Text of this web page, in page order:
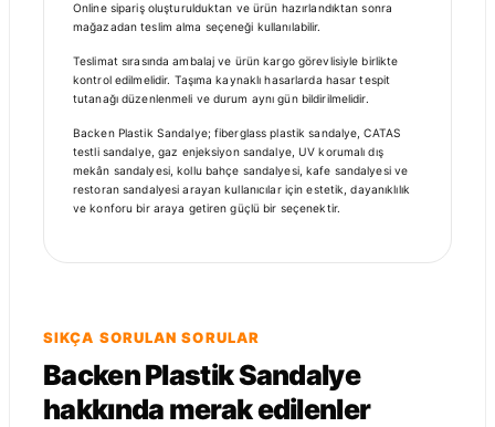
Online sipariş oluşturulduktan ve ürün hazırlandıktan sonra
mağazadan teslim alma seçeneği kullanılabilir.
Teslimat sırasında ambalaj ve ürün kargo görevlisiyle birlikte
kontrol edilmelidir. Taşıma kaynaklı hasarlarda hasar tespit
tutanağı düzenlenmeli ve durum aynı gün bildirilmelidir.
Backen Plastik Sandalye; fiberglass plastik sandalye, CATAS
testli sandalye, gaz enjeksiyon sandalye, UV korumalı dış
mekân sandalyesi, kollu bahçe sandalyesi, kafe sandalyesi ve
restoran sandalyesi arayan kullanıcılar için estetik, dayanıklılık
ve konforu bir araya getiren güçlü bir seçenektir.
SIKÇA SORULAN SORULAR
Backen Plastik Sandalye
hakkında merak edilenler